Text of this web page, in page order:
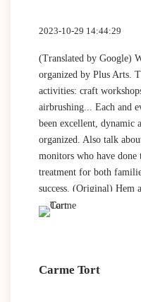
2023-10-29 14:44:29
(Translated by Google)
organized by Plus Arts.
activities: craft
airbrushing... Each and
been excellent, dynamic
organized. Also talk
monitors who have done
treatment for both
success. (Original) Hem
Halloween organitzat per
diverses activitats: tallers
organitzades. També
Carme Tort